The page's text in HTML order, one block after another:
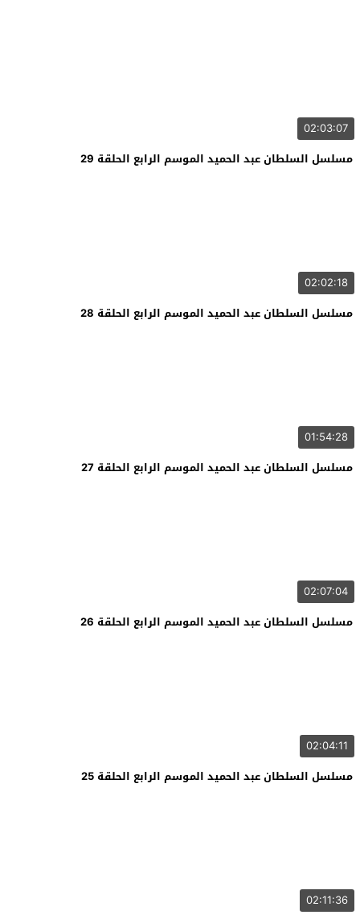
02:03:07
مسلسل السلطان عبد الحميد الموسم الرابع الحلقة 29
02:02:18
مسلسل السلطان عبد الحميد الموسم الرابع الحلقة 28
01:54:28
مسلسل السلطان عبد الحميد الموسم الرابع الحلقة 27
02:07:04
مسلسل السلطان عبد الحميد الموسم الرابع الحلقة 26
02:04:11
مسلسل السلطان عبد الحميد الموسم الرابع الحلقة 25
02:11:36